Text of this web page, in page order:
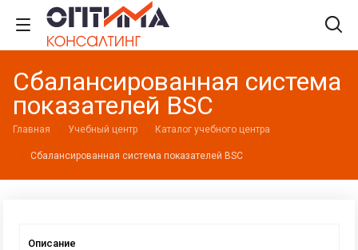
Сбалансированная система
показателей BSC
Главная Учебный центр Каталог учебного центра
Сбалансированная система показателей BSC
Описание